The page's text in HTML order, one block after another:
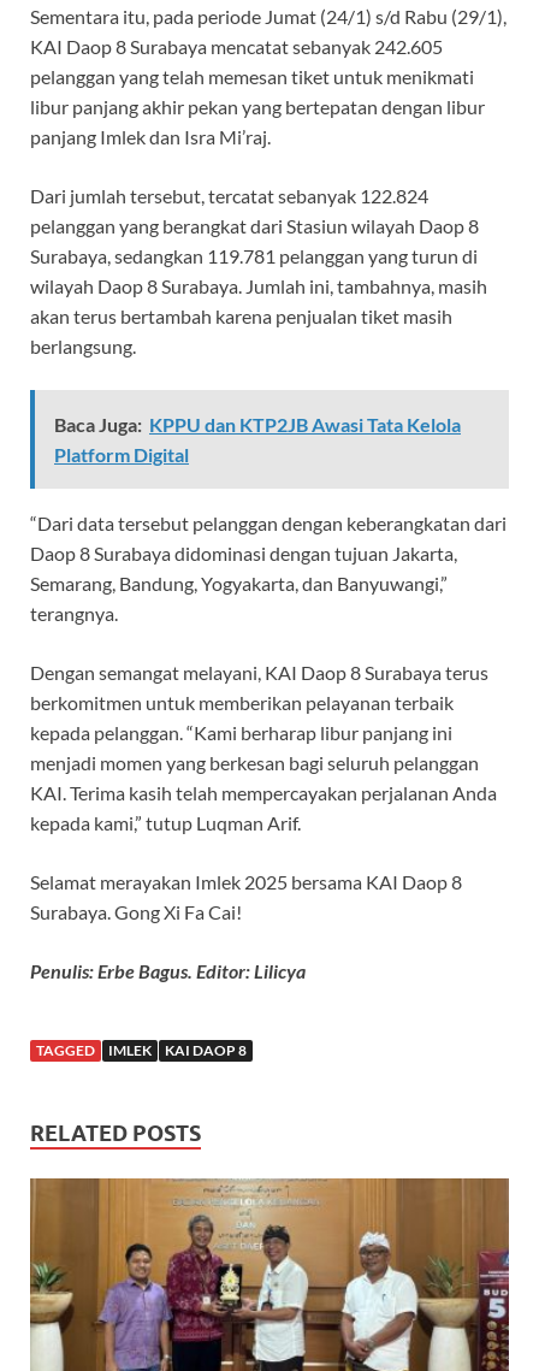
Sementara itu, pada periode Jumat (24/1) s/d Rabu (29/1),
KAI Daop 8 Surabaya mencatat sebanyak 242.605
pelanggan yang telah memesan tiket untuk menikmati
libur panjang akhir pekan yang bertepatan dengan libur
panjang Imlek dan Isra Mi’raj.
Dari jumlah tersebut, tercatat sebanyak 122.824
pelanggan yang berangkat dari Stasiun wilayah Daop 8
Surabaya, sedangkan 119.781 pelanggan yang turun di
wilayah Daop 8 Surabaya. Jumlah ini, tambahnya, masih
akan terus bertambah karena penjualan tiket masih
berlangsung.
Baca Juga: KPPU dan KTP2JB Awasi Tata Kelola
Platform Digital
“Dari data tersebut pelanggan dengan keberangkatan dari
Daop 8 Surabaya didominasi dengan tujuan Jakarta,
Semarang, Bandung, Yogyakarta, dan Banyuwangi,”
terangnya.
Dengan semangat melayani, KAI Daop 8 Surabaya terus
berkomitmen untuk memberikan pelayanan terbaik
kepada pelanggan. “Kami berharap libur panjang ini
menjadi momen yang berkesan bagi seluruh pelanggan
KAI. Terima kasih telah mempercayakan perjalanan Anda
kepada kami,” tutup Luqman Arif.
Selamat merayakan Imlek 2025 bersama KAI Daop 8
Surabaya. Gong Xi Fa Cai!
Penulis: Erbe Bagus. Editor: Lilicya
TAGGED IMLEK KAI DAOP 8
RELATED POSTS